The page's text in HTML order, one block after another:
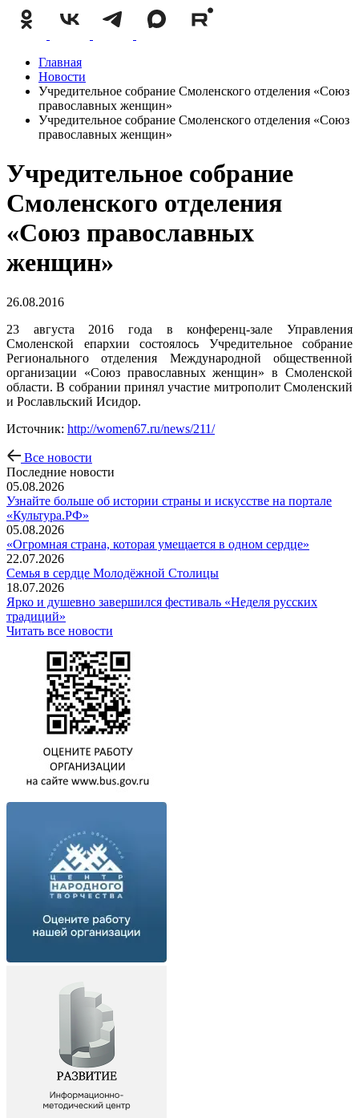
Главная
Новости
Учредительное собрание Смоленского отделения «Союз
православных женщин»
Учредительное собрание Смоленского отделения «Союз
православных женщин»
Учредительное собрание
Смоленского отделения
«Союз православных
женщин»
26.08.2016
23 августа 2016 года в конференц-зале Управления
Смоленской епархии состоялось Учредительное собрание
Регионального отделения Международной общественной
организации «Союз православных женщин» в Смоленской
области. В собрании принял участие митрополит Смоленский
и Рославльский Исидор.
Источник: http://women67.ru/news/211/
Все новости
Последние новости
05.08.2026
Узнайте больше об истории страны и искусстве на портале
«Культура.РФ»
05.08.2026
«Огромная страна, которая умещается в одном сердце»
22.07.2026
Семья в сердце Молодёжной Столицы
18.07.2026
Ярко и душевно завершился фестиваль «Неделя русских
традиций»
Читать все новости